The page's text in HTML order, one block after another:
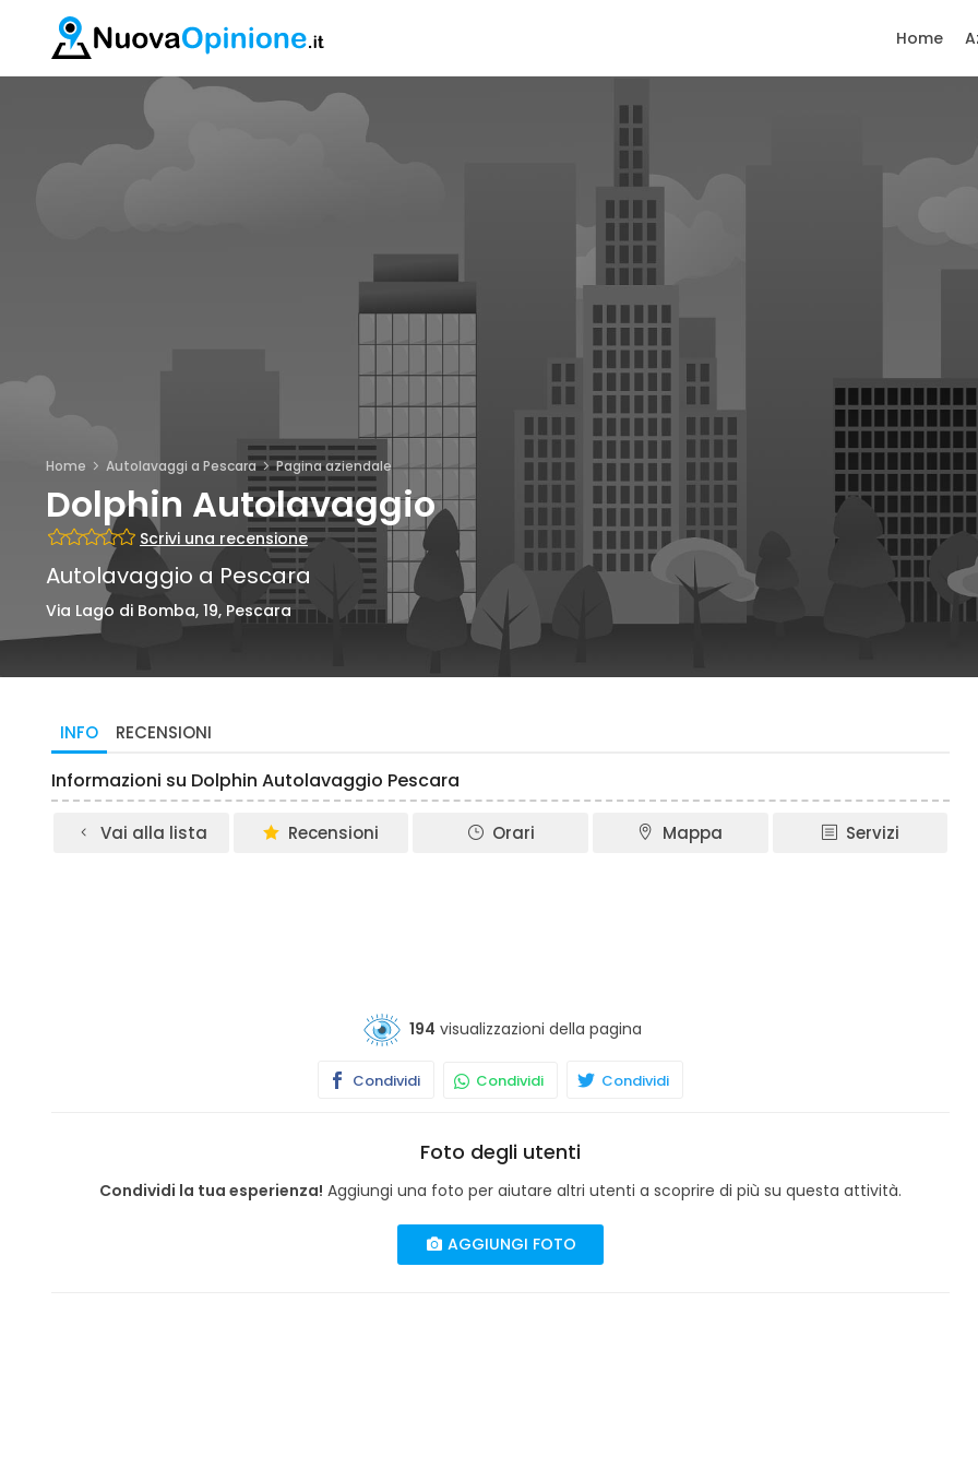
Home
Home Autolavaggi a Pescara Pagina aziendale
Dolphin Autolavaggio
Scrivi una recensione
Autolavaggio a Pescara
Via Lago di Bomba, 19, Pescara
INFO RECENSIONI
Informazioni su Dolphin Autolavaggio Pescara
Vai alla lista Recensioni Orari Mappa Servizi
194 visualizzazioni della pagina
Condividi Condividi Condividi
Foto degli utenti
Condividi la tua esperienza! Aggiungi una foto per aiutare altri utenti a scoprire di più su questa attività.
AGGIUNGI FOTO